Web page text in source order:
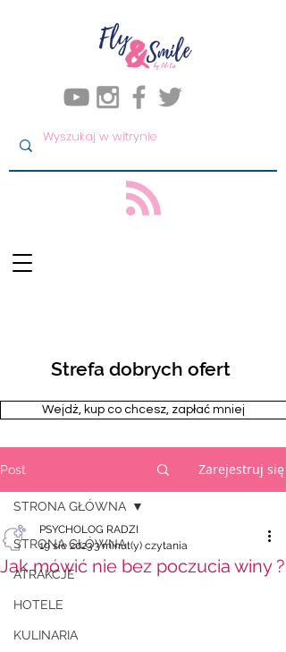
Strefa dobrych ofert
Wejdż, kup co chcesz, zapłać mniej
Post Zarejestruj się
STRONA GŁÓWNA
ATRAKCJE
HOTELE
KULINARIA
STRONA GŁÓWNA
Jak mówić nie bez poczucia winy ?
PSYCHOLOG RADZI
19 sie 20233 minut(y) czytania